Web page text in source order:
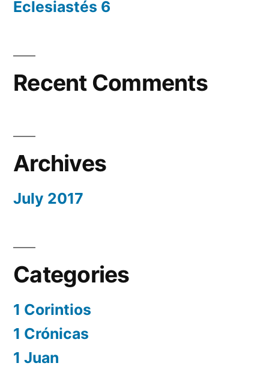
Eclesiastés 6
Recent Comments
Archives
July 2017
Categories
1 Corintios
1 Crónicas
1 Juan